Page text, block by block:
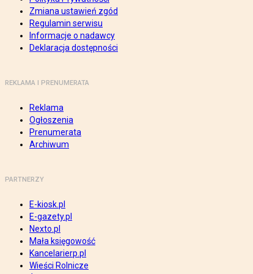
Zmiana ustawień zgód
Regulamin serwisu
Informacje o nadawcy
Deklaracja dostępności
REKLAMA I PRENUMERATA
Reklama
Ogłoszenia
Prenumerata
Archiwum
PARTNERZY
E-kiosk.pl
E-gazety.pl
Nexto.pl
Mała księgowość
Kancelarierp.pl
Wieści Rolnicze